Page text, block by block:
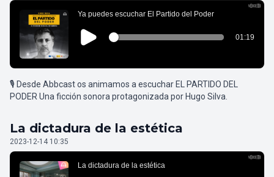
🎙️ Desde Abbcast os animamos a escuchar EL PARTIDO DEL
PODER Una ficción sonora protagonizada por Hugo Silva.
La dictadura de la estética
2023-12-14 10:35